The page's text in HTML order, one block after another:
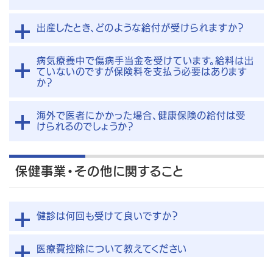
出産したとき、どのような給付が受けられますか？
病気療養中で傷病手当金を受けています。給料は出
ていないのですが保険料を支払う必要はあります
か？
海外で医者にかかった場合、健康保険の給付は受
けられるのでしょうか？
保健事業・その他に関すること
健診は何回も受けて良いですか？
医療費控除について教えてください